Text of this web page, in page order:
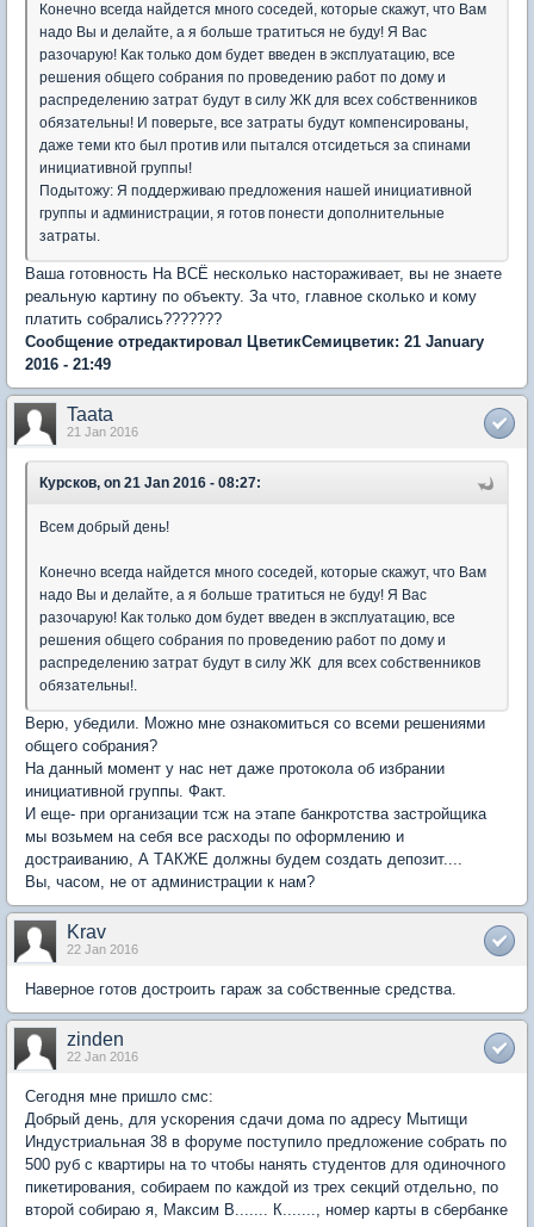
Конечно всегда найдется много соседей, которые скажут, что Вам
надо Вы и делайте, а я больше тратиться не буду! Я Вас
разочарую! Как только дом будет введен в эксплуатацию, все
решения общего собрания по проведению работ по дому и
распределению затрат будут в силу ЖК для всех собственников
обязательны! И поверьте, все затраты будут компенсированы,
даже теми кто был против или пытался отсидеться за спинами
инициативной группы!
Подытожу: Я поддерживаю предложения нашей инициативной
группы и администрации, я готов понести дополнительные
затраты.
Ваша готовность На ВСЁ несколько настораживает, вы не знаете
реальную картину по объекту. За что, главное сколько и кому
платить собрались???????
Сообщение отредактировал ЦветикСемицветик: 21 January
2016 - 21:49
Taata
21 Jan 2016
Курсков, on 21 Jan 2016 - 08:27:
Всем добрый день!
Конечно всегда найдется много соседей, которые скажут, что Вам
надо Вы и делайте, а я больше тратиться не буду! Я Вас
разочарую! Как только дом будет введен в эксплуатацию, все
решения общего собрания по проведению работ по дому и
распределению затрат будут в силу ЖК для всех собственников
обязательны!.
Верю, убедили. Можно мне ознакомиться со всеми решениями
общего собрания?
На данный момент у нас нет даже протокола об избрании
инициативной группы. Факт.
И еще- при организации тсж на этапе банкротства застройщика
мы возьмем на себя все расходы по оформлению и
достраиванию, А ТАКЖЕ должны будем создать депозит....
Вы, часом, не от администрации к нам?
Krav
22 Jan 2016
Наверное готов достроить гараж за собственные средства.
zinden
22 Jan 2016
Сегодня мне пришло смс:
Добрый день, для ускорения сдачи дома по адресу Мытищи
Индустриальная 38 в форуме поступило предложение собрать по
500 руб с квартиры на то чтобы нанять студентов для одиночного
пикетирования, собираем по каждой из трех секций отдельно, по
второй собираю я, Максим В....... К......., номер карты в сбербанке